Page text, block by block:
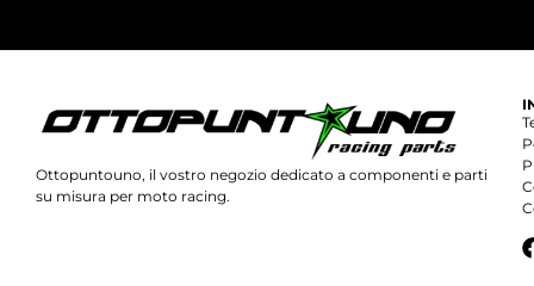
Ottopuntouno, il vostro negozio dedicato a componenti e parti
su misura per moto racing.